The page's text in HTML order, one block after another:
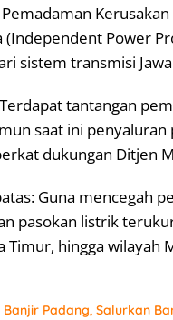
Power
sistem transmisi
tantangan
saat ini
dukungan Ditjen
Guna mencegah
pasokan listrik
Timur, hingga wilayah
Padang, Salurkan